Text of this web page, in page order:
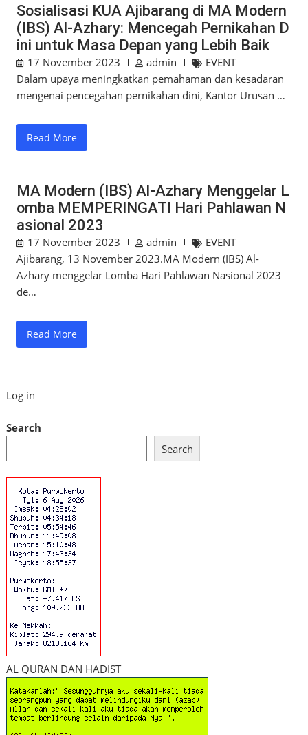
Sosialisasi KUA Ajibarang di MA Modern
(IBS) Al-Azhary: Mencegah Pernikahan D
ini untuk Masa Depan yang Lebih Baik
17 November 2023 admin
EVENT
Dalam upaya meningkatkan pemahaman dan kesadaran
mengenai pencegahan pernikahan dini, Kantor Urusan …
Read More
MA Modern (IBS) Al-Azhary Menggelar L
omba MEMPERINGATI Hari Pahlawan N
asional 2023
17 November 2023 admin
EVENT
Ajibarang, 13 November 2023.MA Modern (IBS) Al-
Azhary menggelar Lomba Hari Pahlawan Nasional 2023
de…
Read More
Log in
Search
Search
AL QURAN DAN HADIST